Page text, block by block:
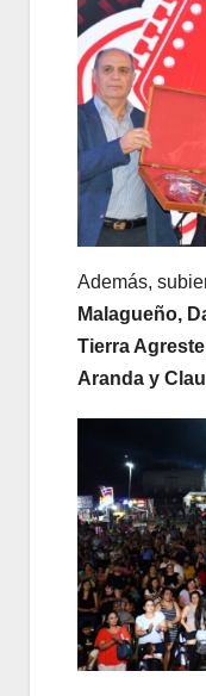
Además,
Malagueño,
Tierra
Aranda y